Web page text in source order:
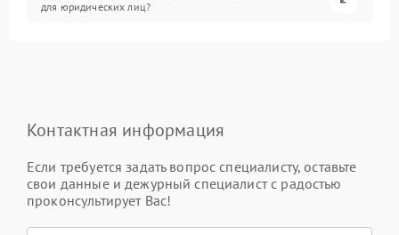
для юридических лиц?
Контактная информация
Если требуется задать вопрос специалисту, оставьте
свои данные и дежурный специалист с радостью
проконсультирует Вас!